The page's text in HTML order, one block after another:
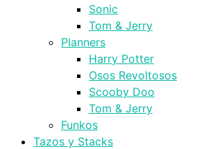
Sonic
Tom & Jerry
Planners
Harry Potter
Osos Revoltosos
Scooby Doo
Tom & Jerry
Funkos
Tazos y Stacks